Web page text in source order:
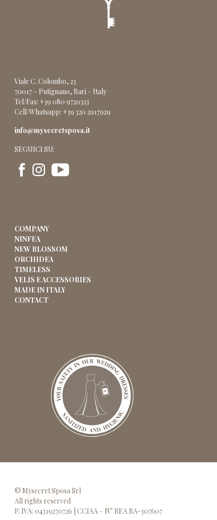
Viale C. Colombo, 23
70017 – Putignano, Bari – Italy
Tel/Fax: +39 080 9720323
Cell/Whatsapp: +39 320 2917929
info@mysecretsposa.it
SEGUICI SU:
COMPANY
NINFEA
NEW BLOSSOM
ORCHIDEA
TIMELESS
VELIS E ACCESSORIES
MADE IN ITALY
CONTACT
© Mysecret Sposa Srl
All rights reserved
P. IVA: 04319270726 | CCIAA – N° REA BA-307607